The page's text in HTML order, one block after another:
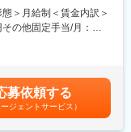
、厨房機器を用いて、
期間中帰宅補助2回あ
ションコードを用いた
動向調査のための学会
が、基本的に数名単位
2年、長いものだと3
ーマに取り組んでい
＞月給制＜賃金内訳＞
の他固定手当/月：
手当を支給L業務手当は
に相当する額を支給
は追加で支給。※業務手
募依頼する
ージェントサービス）